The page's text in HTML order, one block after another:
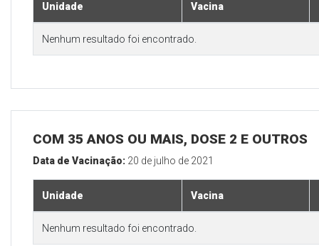
Unidade Vacina
Nenhum resultado foi encontrado.
COM 35 ANOS OU MAIS, DOSE 2 E OUTROS
Data de Vacinação: 20 de julho de 2021
Unidade Vacina
Nenhum resultado foi encontrado.